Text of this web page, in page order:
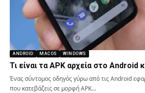
ANDROID MACOS WINDOWS
Τι είναι τα APK αρχεία στο Android
Ένας σύντομος οδηγός γύρω από τις Android
που κατεβάζεις σε μορφή APK…